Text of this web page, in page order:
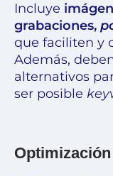
Incluye
grabaciones,
que faciliten y
Además,
alternativos
ser posible
Optimización